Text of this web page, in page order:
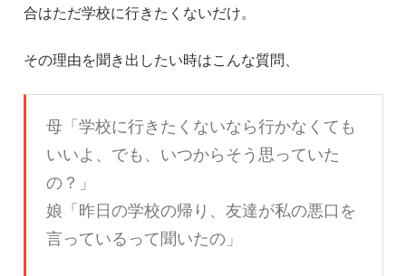
合はただ学校に行きたくないだけ。
その理由を聞き出したい時はこんな質問、
母「学校に行きたくないなら行かなくても
いいよ、でも、いつからそう思っていた
の？」
娘「昨日の学校の帰り、友達が私の悪口を
言っているって聞いたの」